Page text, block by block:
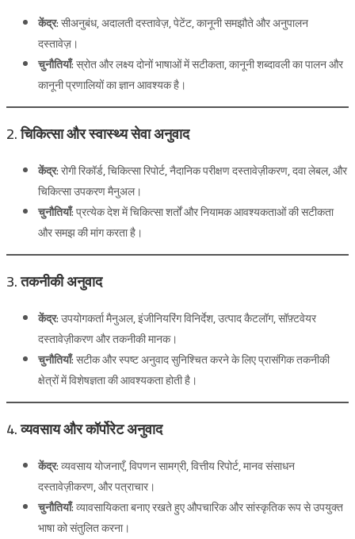
केंद्र:सीअनुबंध, अदालती दस्तावेज़, पेटेंट, कानूनी समझौते और अनुपालन
दस्तावेज़।
चुनौतियाँ:स्रोत और लक्ष्य दोनों भाषाओं में सटीकता, कानूनी शब्दावली का पालन और
कानूनी प्रणालियों का ज्ञान आवश्यक है।
2. चिकित्सा और स्वास्थ्य सेवा अनुवाद
केंद्र:रोगी रिकॉर्ड, चिकित्सा रिपोर्ट, नैदानिक ​​परीक्षण दस्तावेज़ीकरण, दवा लेबल, और
चिकित्सा उपकरण मैनुअल।
चुनौतियाँ:प्रत्येक देश में चिकित्सा शर्तों और नियामक आवश्यकताओं की सटीकता
और समझ की मांग करता है।
3. तकनीकी अनुवाद
केंद्र:उपयोगकर्ता मैनुअल, इंजीनियरिंग विनिर्देश, उत्पाद कैटलॉग, सॉफ़्टवेयर
दस्तावेज़ीकरण और तकनीकी मानक।
चुनौतियाँ:सटीक और स्पष्ट अनुवाद सुनिश्चित करने के लिए प्रासंगिक तकनीकी
क्षेत्रों में विशेषज्ञता की आवश्यकता होती है।
4. व्यवसाय और कॉर्पोरेट अनुवाद
केंद्र:व्यवसाय योजनाएँ, विपणन सामग्री, वित्तीय रिपोर्ट, मानव संसाधन
दस्तावेज़ीकरण, और पत्राचार।
चुनौतियाँ:व्यावसायिकता बनाए रखते हुए औपचारिक और सांस्कृतिक रूप से उपयुक्त
भाषा को संतुलित करना।